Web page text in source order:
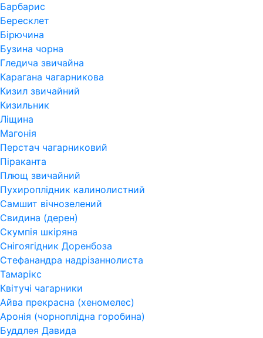
Барбарис
Бересклет
Бірючина
Бузина чорна
Гледича звичайна
Карагана чагарникова
Кизил звичайний
Кизильник
Ліщина
Магонія
Перстач чагарниковий
Піраканта
Плющ звичайний
Пухироплідник калинолистний
Самшит вічнозелений
Свидина (дерен)
Скумпія шкіряна
Снігоягідник Доренбоза
Стефанандра надрізаннолиста
Тамарікс
Квітучі чагарники
Айва прекрасна (хеномелес)
Аронія (чорноплідна горобина)
Буддлея Давида